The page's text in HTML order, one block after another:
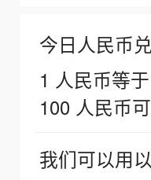
今日人民币
1 人民币等
100 人民币
我们可以用